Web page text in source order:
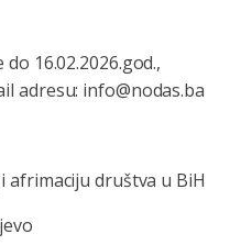
16.02.2026.god.,
adresu: info@nodas.ba
afrimaciju društva u BiH